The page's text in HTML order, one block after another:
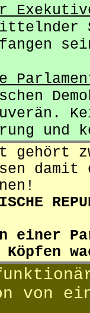
und
gehört
damit
einer
von